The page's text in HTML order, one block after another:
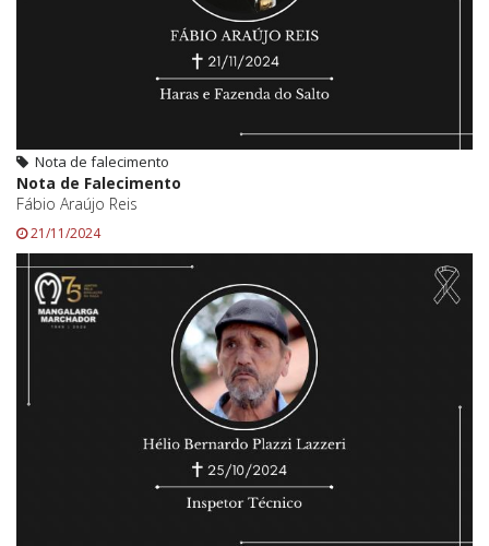
Nota de falecimento
Nota de Falecimento
Fábio Araújo Reis
21/11/2024